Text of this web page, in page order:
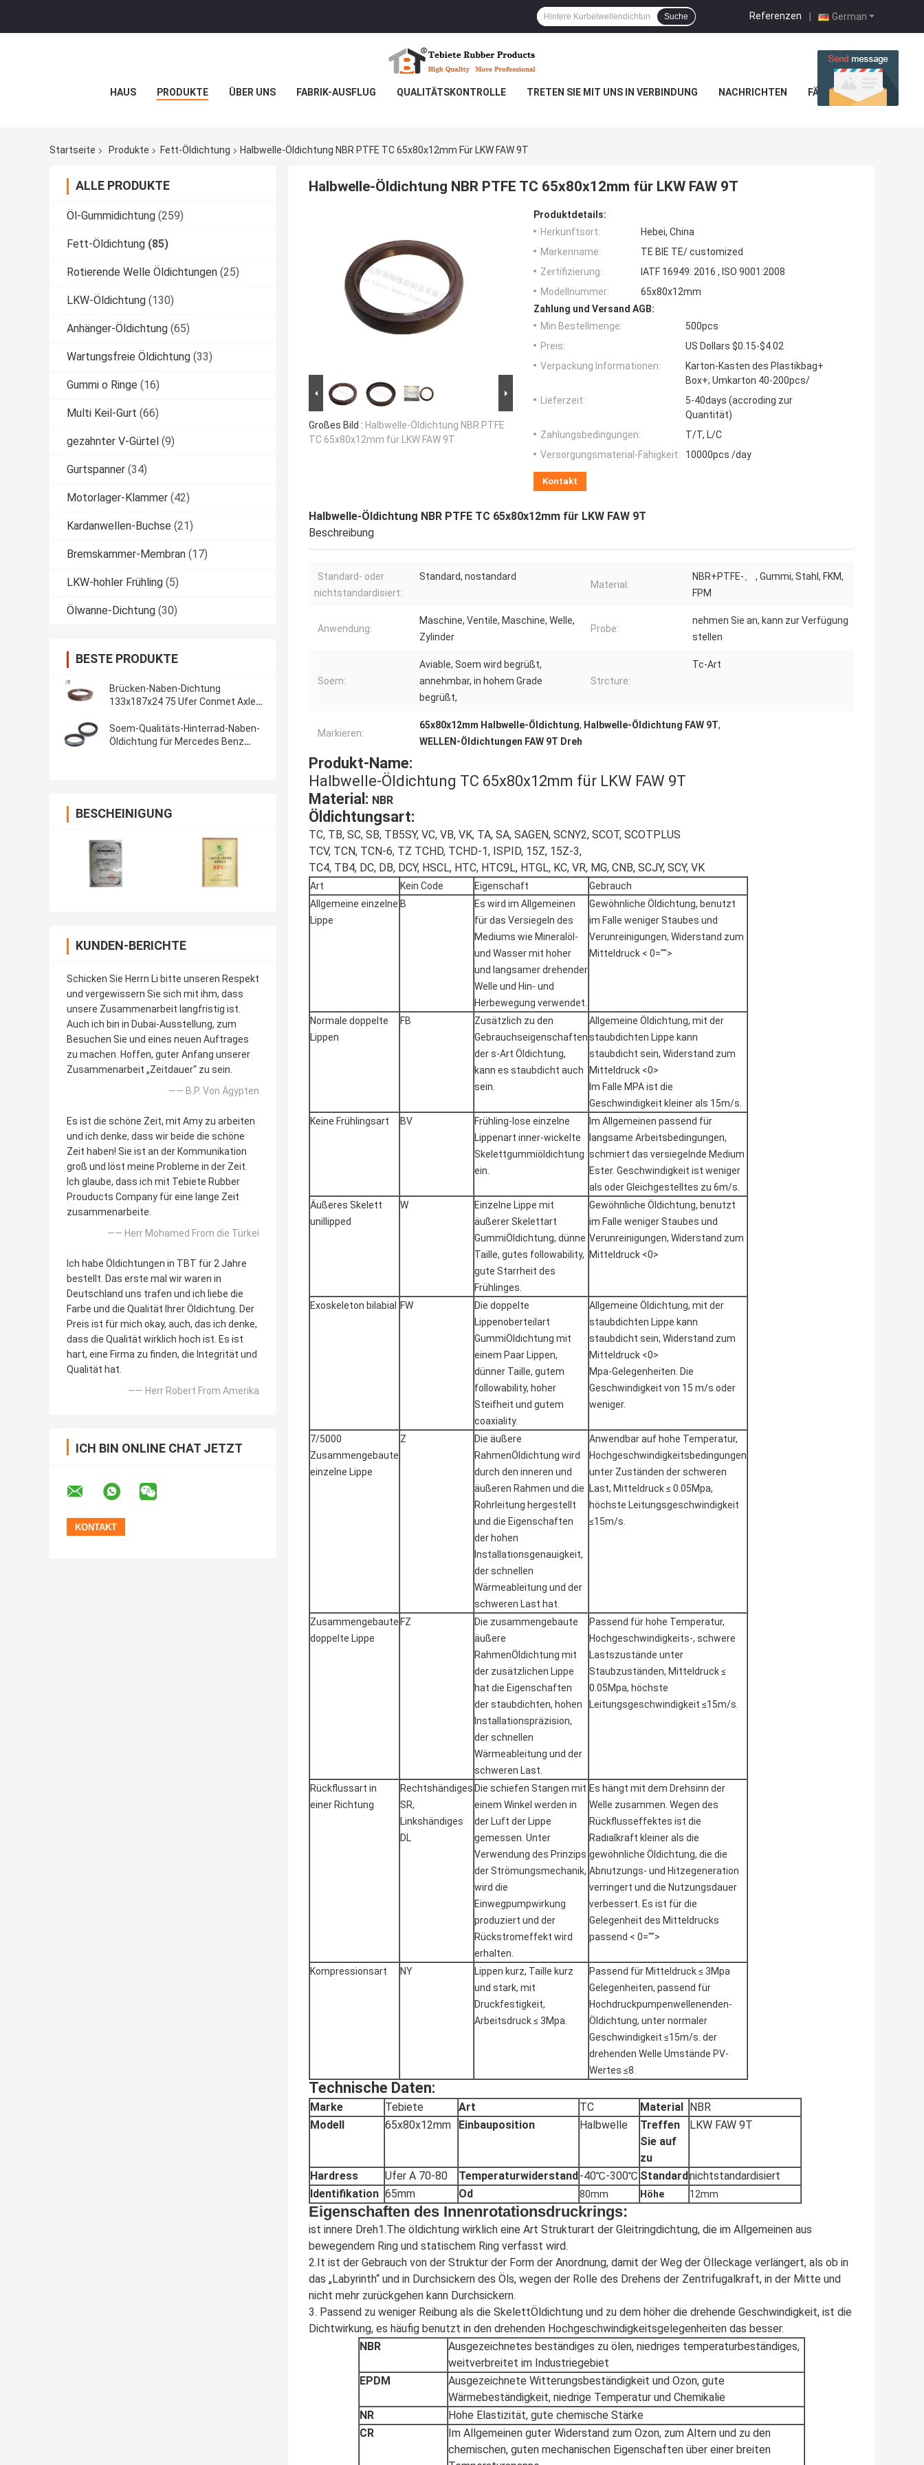
German
Referenzen |
Suche
HAUS PRODUKTE ÜBER UNS FABRIK-AUSFLUG QUALITÄTSKONTROLLE TRETEN SIE MIT UNS IN VERBINDUNG NACHRICHTEN FÄLLE
Startseite Produkte Fett-Öldichtung Halbwelle-Öldichtung NBR PTFE TC 65x80x12mm Für LKW FAW 9T
ALLE PRODUKTE
Öl-Gummidichtung (259)
Fett-Öldichtung (85)
Rotierende Welle Öldichtungen (25)
LKW-Öldichtung (130)
Anhänger-Öldichtung (65)
Wartungsfreie Öldichtung (33)
Gummi o Ringe (16)
Multi Keil-Gurt (66)
gezahnter V-Gürtel (9)
Gurtspanner (34)
Motorlager-Klammer (42)
Kardanwellen-Buchse (21)
Bremskammer-Membran (17)
LKW-hohler Frühling (5)
Ölwanne-Dichtung (30)
BESTE PRODUKTE
Brücken-Naben-Dichtung
133x187x24 75 Ufer Conmet Axle
Soem-Qualitäts-Hinterrad-Naben-
Öldichtung für Mercedes Benz
BESCHEINIGUNG
KUNDEN-BERICHTE
Schicken Sie Herrn Li bitte unseren Respekt
und vergewissern Sie sich mit ihm, dass
unsere Zusammenarbeit langfristig ist.
Auch ich bin in Dubai-Ausstellung, zum
Besuchen Sie und eines neuen Auftrages
zu machen. Hoffen, guter Anfang unserer
Zusammenarbeit „Zeitdauer“ zu sein.
—— B.P. Von Ägypten
Es ist die schöne Zeit, mit Amy zu arbeiten
und ich denke, dass wir beide die schöne
Zeit haben! Sie ist an der Kommunikation
groß und löst meine Probleme in der Zeit.
Ich glaube, dass ich mit Tebiete Rubber
Prouducts Company für eine lange Zeit
zusammenarbeite.
—— Herr Mohamed From die Türkei
Ich habe Öldichtungen in TBT für 2 Jahre
bestellt. Das erste mal wir waren in
Deutschland uns trafen und ich liebe die
Farbe und die Qualität Ihrer Öldichtung. Der
Preis ist für mich okay, auch, das ich denke,
dass die Qualität wirklich hoch ist. Es ist
hart, eine Firma zu finden, die Integrität und
Qualität hat.
—— Herr Robert From Amerika
ICH BIN ONLINE CHAT JETZT
Halbwelle-Öldichtung NBR PTFE TC 65x80x12mm für LKW FAW 9T
Großes Bild : Halbwelle-Öldichtung NBR PTFE
TC 65x80x12mm für LKW FAW 9T
Produktdetails:
Herkunftsort:
Hebei, China
Markenname:
TE BIE TE/ customized
Zertifizierung:
IATF 16949: 2016 , ISO 9001:2008
Modellnummer:
65x80x12mm
Zahlung und Versand AGB:
Min Bestellmenge:
500pcs
Preis:
US Dollars $0.15-$4.02
Verpackung Informationen:
Karton-Kasten des Plastikbag+
Box+; Umkarton 40-200pcs/
Lieferzeit:
5-40days (accroding zur
Quantität)
Zahlungsbedingungen:
T/T, L/C
Versorgungsmaterial-Fähigkeit:
10000pcs /day
Kontakt
Halbwelle-Öldichtung NBR PTFE TC 65x80x12mm für LKW FAW 9T
Beschreibung
Standard- oder
nichtstandardisiert:
Standard, nostandard
Material:
NBR+PTFE-、 , Gummi, Stahl, FKM,
FPM
Anwendung:
Maschine, Ventile, Maschine, Welle,
Zylinder
Probe:
nehmen Sie an, kann zur Verfügung
stellen
Soem:
Aviable, Soem wird begrüßt,
annehmbar, in hohem Grade
begrüßt,
Strcture:
Tc-Art
Markieren:
65x80x12mm Halbwelle-Öldichtung, Halbwelle-Öldichtung FAW 9T,
WELLEN-Öldichtungen FAW 9T Dreh
Produkt-Name:
Halbwelle-Öldichtung TC 65x80x12mm für LKW FAW 9T
Material: NBR
Öldichtungsart:
TC, TB, SC, SB, TB5SY, VC, VB, VK, TA, SA, SAGEN, SCNY2, SCOT, SCOTPLUS
TCV, TCN, TCN-6, TZ TCHD, TCHD-1, ISPID, 15Z, 15Z-3,
TC4, TB4, DC, DB, DCY, HSCL, HTC, HTC9L, HTGL, KC, VR, MG, CNB, SCJY, SCY, VK
Art Kein Code Eigenschaft
Gebrauch
Allgemeine einzelne
Lippe
B
Es wird im Allgemeinen
für das Versiegeln des
Mediums wie Mineralöl-
und Wasser mit hoher
und langsamer drehender
Welle und Hin- und
Herbewegung verwendet.
Gewöhnliche Öldichtung, benutzt
im Falle weniger Staubes und
Verunreinigungen, Widerstand zum
Mitteldruck < 0="">
Normale doppelte
Lippen
FB
Zusätzlich zu den
Gebrauchseigenschaften
der s-Art Öldichtung,
kann es staubdicht auch
sein.
Allgemeine Öldichtung, mit der
staubdichten Lippe kann
staubdicht sein, Widerstand zum
Mitteldruck <0>
Im Falle MPA ist die
Geschwindigkeit kleiner als 15m/s.
Keine Frühlingsart
BV
Frühling-lose einzelne
Lippenart inner-wickelte
Skelettgummiöldichtung
ein.
Im Allgemeinen passend für
langsame Arbeitsbedingungen,
schmiert das versiegelnde Medium
Ester. Geschwindigkeit ist weniger
als oder Gleichgestelltes zu 6m/s.
Äußeres Skelett
unillipped
W
Einzelne Lippe mit
äußerer Skelettart
GummiÖldichtung, dünne
Taille, gutes followability,
gute Starrheit des
Frühlinges.
Gewöhnliche Öldichtung, benutzt
im Falle weniger Staubes und
Verunreinigungen, Widerstand zum
Mitteldruck <0>
Exoskeleton bilabial FW
Die doppelte
Lippenoberteilart
GummiÖldichtung mit
einem Paar Lippen,
dünner Taille, gutem
followability, hoher
Steifheit und gutem
coaxiality.
Allgemeine Öldichtung, mit der
staubdichten Lippe kann
staubdicht sein, Widerstand zum
Mitteldruck <0>
Mpa-Gelegenheiten. Die
Geschwindigkeit von 15 m/s oder
weniger.
7/5000
Zusammengebaute
einzelne Lippe
Z
Die äußere
RahmenÖldichtung wird
durch den inneren und
äußeren Rahmen und die
Rohrleitung hergestellt
und die Eigenschaften
der hohen
Installationsgenauigkeit,
der schnellen
Wärmeableitung und der
schweren Last hat.
Anwendbar auf hohe Temperatur,
Hochgeschwindigkeitsbedingungen
unter Zuständen der schweren
Last, Mitteldruck ≤ 0.05Mpa,
höchste Leitungsgeschwindigkeit
≤15m/s.
Zusammengebaute
doppelte Lippe
FZ
Die zusammengebaute
äußere
RahmenÖldichtung mit
der zusätzlichen Lippe
hat die Eigenschaften
der staubdichten, hohen
Installationspräzision,
der schnellen
Wärmeableitung und der
schweren Last.
Passend für hohe Temperatur,
Hochgeschwindigkeits-, schwere
Lastszustände unter
Staubzuständen, Mitteldruck ≤
0.05Mpa, höchste
Leitungsgeschwindigkeit ≤15m/s.
Rückflussart in
einer Richtung
Rechtshändiges
SR,
Linkshändiges
DL
Die schiefen Stangen mit
einem Winkel werden in
der Luft der Lippe
gemessen. Unter
Verwendung des Prinzips
der Strömungsmechanik,
wird die
Einwegpumpwirkung
produziert und der
Rückstromeffekt wird
erhalten.
Es hängt mit dem Drehsinn der
Welle zusammen. Wegen des
Rückflusseffektes ist die
Radialkraft kleiner als die
gewöhnliche Öldichtung, die die
Abnutzungs- und Hitzegeneration
verringert und die Nutzungsdauer
verbessert. Es ist für die
Gelegenheit des Mitteldrucks
passend < 0="">
Kompressionsart NY
Lippen kurz, Taille kurz
und stark, mit
Druckfestigkeit,
Arbeitsdruck ≤ 3Mpa.
Passend für Mitteldruck ≤ 3Mpa
Gelegenheiten, passend für
Hochdruckpumpenwellenenden-
Öldichtung, unter normaler
Geschwindigkeit ≤15m/s. der
drehenden Welle Umstände PV-
Wertes ≤8.
Technische Daten:
Marke Tebiete Art TC Material
NBR
Modell
65x80x12mm Einbauposition Halbwelle
Treffen
Sie auf
zu
LKW FAW 9T
Hardress Ufer A 70-80 Temperaturwiderstand -40℃-300℃ Standard nichtstandardisiert
Identifikation 65mm Od 80mm Höhe 12mm
Eigenschaften des Innenrotationsdruckrings:
ist innere Dreh1.The öldichtung wirklich eine Art Strukturart der Gleitringdichtung, die im Allgemeinen aus
bewegendem Ring und statischem Ring verfasst wird.
2.It ist der Gebrauch von der Struktur der Form der Anordnung, damit der Weg der Ölleckage verlängert, als ob in
das „Labyrinth“ und in Durchsickern des Öls, wegen der Rolle des Drehens der Zentrifugalkraft, in der Mitte und
nicht mehr zurückgehen kann Durchsickern.
3. Passend zu weniger Reibung als die SkelettÖldichtung und zu dem höher die drehende Geschwindigkeit, ist die
Dichtwirkung, es häufig benutzt in den drehenden Hochgeschwindigkeitsgelegenheiten das besser.
NBR
Ausgezeichnetes beständiges zu ölen, niedriges temperaturbeständiges,
weitverbreitet im Industriegebiet
EPDM
Ausgezeichnete Witterungsbeständigkeit und Ozon, gute
Wärmebeständigkeit, niedrige Temperatur und Chemikalie
NR
Hohe Elastizität, gute chemische Stärke
CR
Im Allgemeinen guter Widerstand zum Ozon, zum Altern und zu den
chemischen, guten mechanischen Eigenschaften über einer breiten